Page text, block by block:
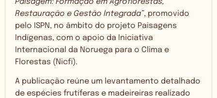
Paisagem: Formação em Agroflorestas,
Restauração e Gestão Integrada”, promovido
pelo ISPN, no âmbito do projeto Paisagens
Indígenas, com o apoio da Iniciativa
Internacional da Noruega para o Clima e
Florestas (Nicfi).
A publicação reúne um levantamento detalhado
de espécies frutíferas e madeireiras realizado